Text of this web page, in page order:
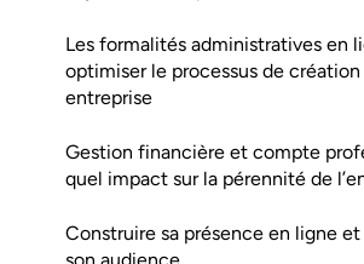
Les formalités administratives en
optimiser le processus de création
entreprise
Gestion financière et compte
quel impact sur la pérennité de
Construire sa présence en ligne
son audience